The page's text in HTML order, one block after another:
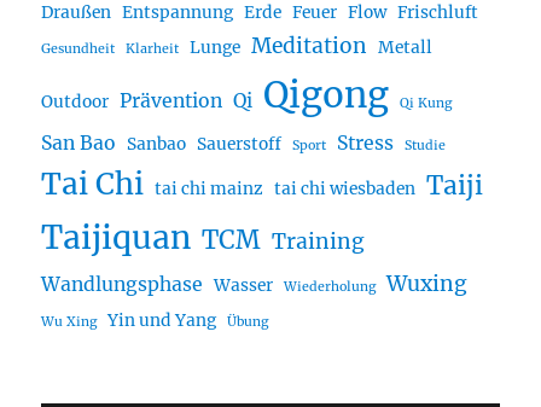
Draußen Entspannung Erde Feuer Flow Frischluft
Gesundheit Klarheit Lunge Meditation Metall
Outdoor Prävention Qi Qigong Qi Kung
San Bao Sanbao Sauerstoff Sport Stress Studie
Tai Chi tai chi mainz tai chi wiesbaden Taiji
Taijiquan TCM Training
Wandlungsphase Wasser Wiederholung Wuxing
Wu Xing Yin und Yang Übung